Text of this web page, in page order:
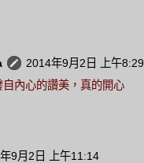
2014年9月2日 上午8:29
內心的讚美，真的開心
9月2日 上午11:14